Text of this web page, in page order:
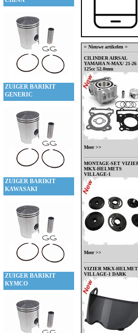
ZUIGER BARIKIT
GENERIC
ZUIGER BARIKIT
KAWASAKI
ZUIGER BARIKIT
KYMCO
= Nieuwe artikelen =
CILINDER AIRSAL
YAMAHA N-MAX/ 21-26
125cc 52.0mm
Meer >>
MONTAGE-SET
MKX-HELMETS
VILLAGE-1
Meer >>
VIZIER MKX-
VILLAGE-1 DARK